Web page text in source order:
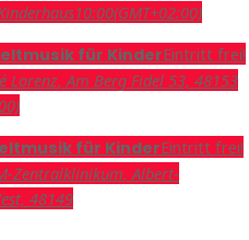
10:00(GMT+02:00)
für KinderEintritt frei!
Lorenz, Am Berg Fidel 53, 48153
für KinderEintritt frei!
Zentralklinikum, Albert-
48149